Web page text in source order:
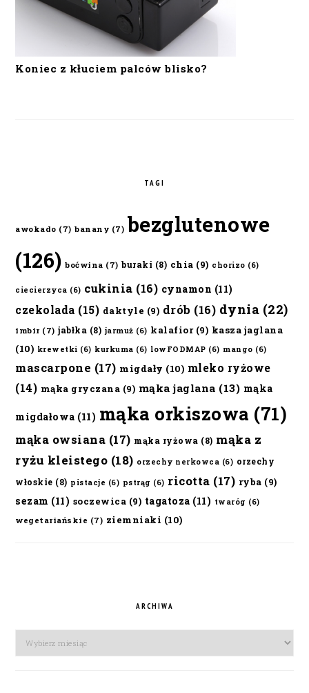
Koniec z kłuciem palców blisko?
TAGI
awokado (7) banany (7) bezglutenowe
(126) boćwina (7) buraki (8) chia (9) chorizo (6)
ciecierzyca (6) cukinia (16) cynamon (11)
czekolada (15) daktyle (9) drób (16) dynia (22)
imbir (7) jabłka (8) jarmuż (6) kalafior(9) kasza jaglana
(10) krewetki (6) kurkuma (6) lowFODMAP (6) mango (6)
mascarpone (17) migdały (10) mleko ryżowe
(14) mąka gryczana (9) mąka jaglana (13) mąka
migdałowa (11) mąka orkiszowa (71)
mąka owsiana (17) mąka ryżowa (8) mąka z
ryżu kleistego (18) orzechy nerkowca (6) orzechy
włoskie (8) pistacje (6) pstrąg (6) ricotta (17) ryba (9)
sezam (11) soczewica (9) tagatoza (11) twaróg (6)
wegetariańskie (7) ziemniaki (10)
ARCHIWA
Archiwa